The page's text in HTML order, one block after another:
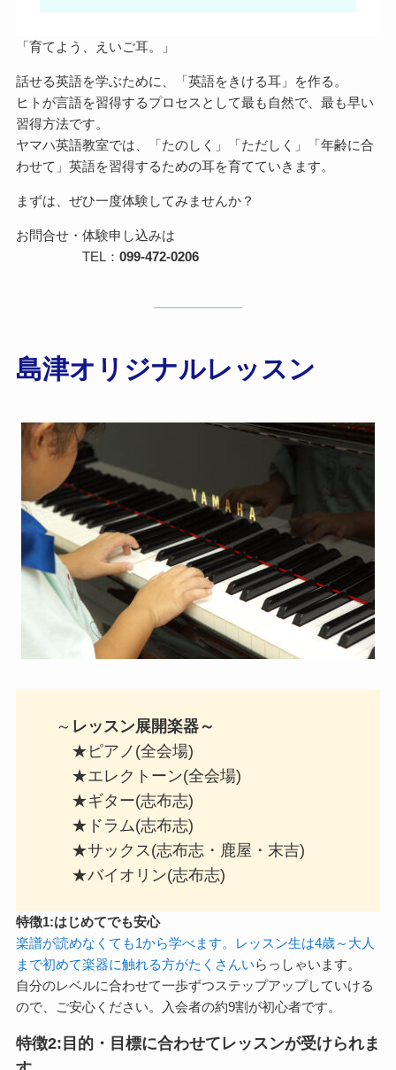
「育てよう、えいご耳。」
話せる英語を学ぶために、「英語をきける耳」を作る。
ヒトが言語を習得するプロセスとして最も自然で、最も早い
習得方法です。
ヤマハ英語教室では、「たのしく」「ただしく」「年齢に合
わせて」英語を習得するための耳を育てていきます。
まずは、ぜひ一度体験してみませんか？
お問合せ・体験申し込みは
TEL： 099-472-0206
島津オリジナルレッスン
～ レッスン展開楽器～
★ピアノ(全会場)
★エレクトーン(全会場)
★ギター(志布志)
★ドラム(志布志)
★サックス(志布志・鹿屋・末吉)
★バイオリン(志布志)
特徴1:はじめてでも安心
楽譜が読めなくても1から学べます。レッスン生は4歳～大人
まで初めて楽器に触れる方がたくさんいらっしゃいます。
自分のレベルに合わせて一歩ずつステップアップしていける
ので、ご安心ください。入会者の約9割が初心者です。
特徴2:目的・目標に合わせてレッスンが受けられま